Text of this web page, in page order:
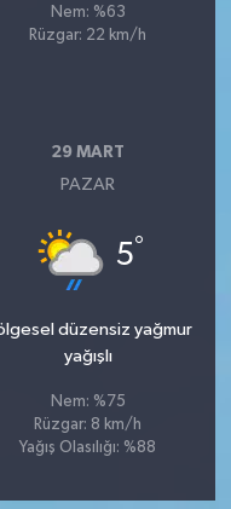
Nem: %63
Rüzgar: 22 km/h
29 MART
PAZAR
5°
düzensiz yağmur
yağışlı
Nem: %75
Rüzgar: 8 km/h
Yağış Olasılığı: %88